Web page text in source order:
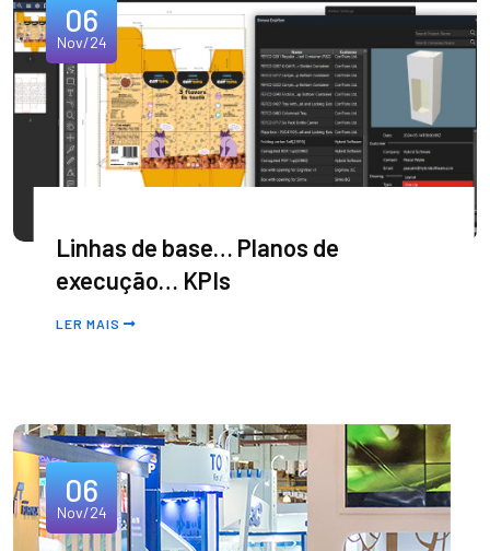
06
Nov/24
Linhas de base… Planos de
execução… KPIs
LER MAIS
06
Nov/24